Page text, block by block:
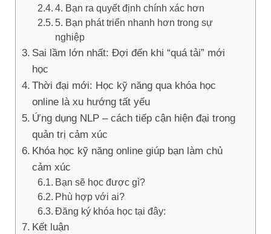
4. Bạn ra quyết định chính xác hơn
5. Bạn phát triển nhanh hơn trong sự
nghiệp
Sai lầm lớn nhất: Đợi đến khi “quá tải” mới
học
Thời đại mới: Học kỹ năng qua khóa học
online là xu hướng tất yếu
Ứng dụng NLP – cách tiếp cận hiện đại trong
quản trị cảm xúc
Khóa học kỹ năng online giúp bạn làm chủ
cảm xúc
Bạn sẽ học được gì?
Phù hợp với ai?
Đăng ký khóa học tại đây:
Kết luận